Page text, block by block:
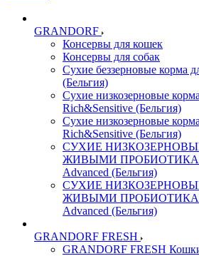
GRANDORF
Консервы для кошек
Консервы для собак
Сухие беззерновые корма
(Бельгия)
Сухие низкозерновые
Rich&Sensitive (Бельгия)
Сухие низкозерновые
Rich&Sensitive (Бельгия)
СУХИЕ
ЖИВЫМИ
Advanced (Бельгия)
СУХИЕ
ЖИВЫМИ
Advanced (Бельгия)
GRANDORF FRESH
GRANDORF FRESH